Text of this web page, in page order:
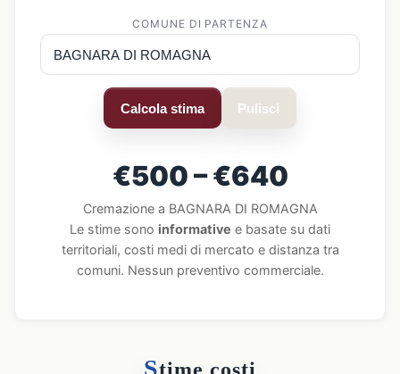
COMUNE DI PARTENZA
Calcola stima Pulisci
€500 – €640
Cremazione a BAGNARA DI ROMAGNA
Le stime sono informative e basate su dati
territoriali, costi medi di mercato e distanza tra
comuni. Nessun preventivo commerciale.
S